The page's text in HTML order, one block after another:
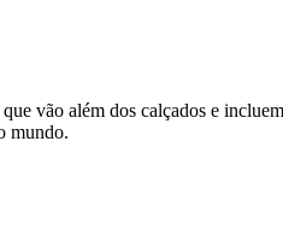
vão além dos calçados e
mundo.